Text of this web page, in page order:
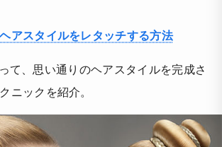
アスタイルをレタッチする方法
て、思い通りのヘアスタイルを完成さ
ニックを紹介。